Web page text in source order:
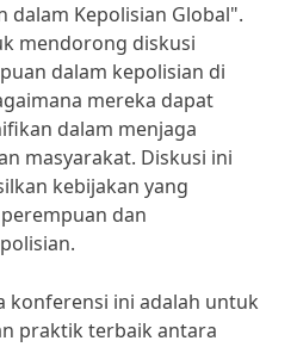
dalam Kepolisian Global".
mendorong diskusi
dalam kepolisian di
mereka dapat
dalam menjaga
masyarakat. Diskusi ini
kebijakan yang
dan
konferensi ini adalah untuk
praktik terbaik antara